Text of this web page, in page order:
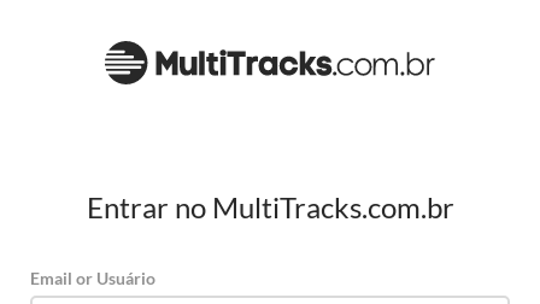
Entrar no MultiTracks.com.br
Email or Usuário